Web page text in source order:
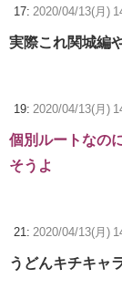
17: 2020/04/13(月)
実際これ関城編
19: 2020/04/13(月)
個別ルートなの
そうよ
21: 2020/04/13(月)
うどんキチキャ